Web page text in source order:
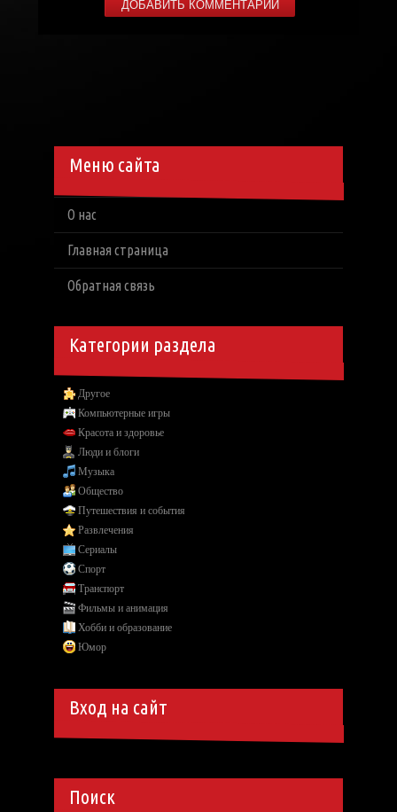
Меню сайта
О нас
Главная страница
Обратная связь
Категории раздела
Другое
Компьютерные игры
Красота и здоровье
Люди и блоги
Музыка
Общество
Путешествия и события
Развлечения
Сериалы
Спорт
Транспорт
Фильмы и анимация
Хобби и образование
Юмор
Вход на сайт
Поиск